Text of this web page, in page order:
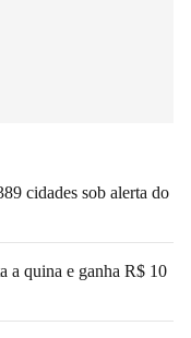
cidades sob alerta do
a quina e ganha R$ 10